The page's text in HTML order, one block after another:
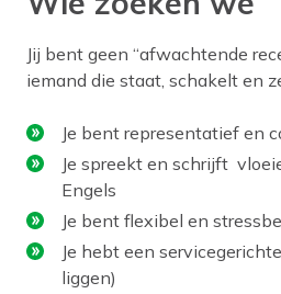
Jij bent geen “afwachtende
iemand die staat, schakelt en
Je bent representatief en
Je spreekt en schrijft
Engels
Je bent flexibel en
Je hebt een
liggen)